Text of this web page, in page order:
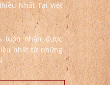
Nhất Tại Việt
luôn nhận được
nhất từ những